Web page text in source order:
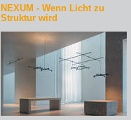
NEXUM - Wenn Licht zu
Struktur wird